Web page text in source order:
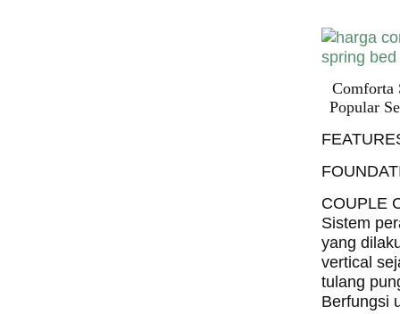
Comforta
Popular
COUPLE
Sistem
yang
vertical
tulang
Berfungsi